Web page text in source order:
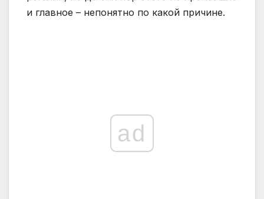
и главное – непонятно по какой причине.
ad